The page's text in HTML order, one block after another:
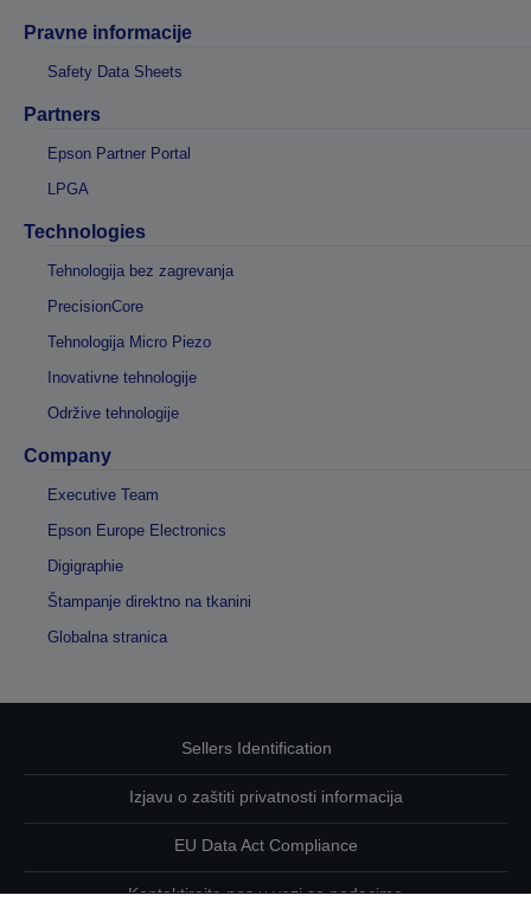
Pravne informacije
Safety Data Sheets
Partners
Epson Partner Portal
LPGA
Technologies
Tehnologija bez zagrevanja
PrecisionCore
Tehnologija Micro Piezo
Inovativne tehnologije
Održive tehnologije
Company
Executive Team
Epson Europe Electronics
Digigraphie
Štampanje direktno na tkanini
Globalna stranica
Sellers Identification
Izjavu o zaštiti privatnosti informacija
EU Data Act Compliance
Kontaktirajte nas u vezi sa podacima